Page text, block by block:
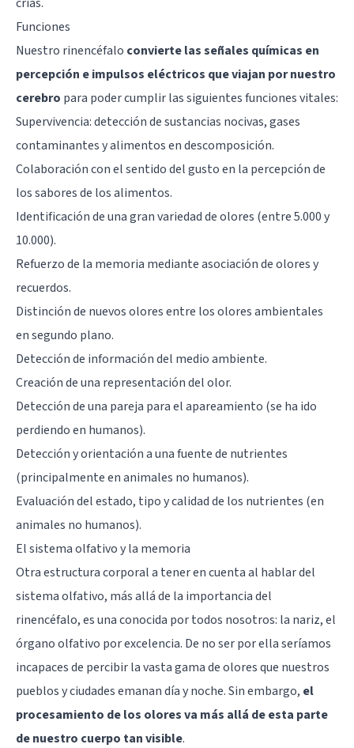
Funciones
Nuestro rinencéfalo convierte las señales químicas en
percepción e impulsos eléctricos que viajan por nuestro
cerebro para poder cumplir las siguientes funciones vitales:
Supervivencia: detección de sustancias nocivas, gases
contaminantes y alimentos en descomposición.
Colaboración con el sentido del gusto en la percepción de
los sabores de los alimentos.
Identificación de una gran variedad de olores (entre 5.000 y
10.000).
Refuerzo de la memoria mediante asociación de olores y
recuerdos.
Distinción de nuevos olores entre los olores ambientales
en segundo plano.
Detección de información del medio ambiente.
Creación de una representación del olor.
Detección de una pareja para el apareamiento (se ha ido
perdiendo en humanos).
Detección y orientación a una fuente de nutrientes
(principalmente en animales no humanos).
Evaluación del estado, tipo y calidad de los nutrientes (en
animales no humanos).
El sistema olfativo y la memoria
Otra estructura corporal a tener en cuenta al hablar del
sistema olfativo, más allá de la importancia del
rinencéfalo, es una conocida por todos nosotros: la nariz, el
órgano olfativo por excelencia. De no ser por ella seríamos
incapaces de percibir la vasta gama de olores que nuestros
pueblos y ciudades emanan día y noche. Sin embargo, el
procesamiento de los olores va más allá de esta parte
de nuestro cuerpo tan visible.